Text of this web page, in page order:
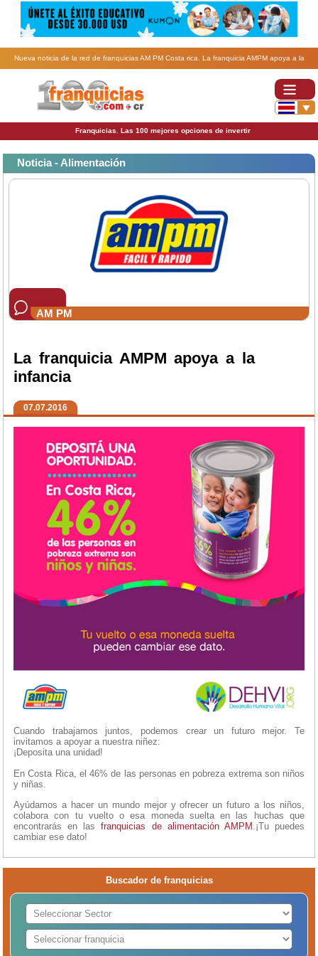
Nueva noticia de la red de franquicias AM PM Costa rica. La franquicia AMPM apoya a la
Franquicias. Las 100 mejores opciones de invertir
Noticia - Alimentación
AM PM
La franquicia AMPM apoya a la
infancia
07.07.2016
Cuando trabajamos juntos, podemos crear un futuro mejor. Te
invitamos a apoyar a nuestra niñez:
¡Deposita una unidad!
En Costa Rica, el 46% de las personas en pobreza extrema son niños
y niñas.
Ayúdamos a hacer un mundo mejor y ofrecer un futuro a los niños,
colabora con tu vuelto o esa moneda suelta en las huchas que
encontrarás en lasfranquicias de alimentación AMPM .¡Tu puedes
cambiar ese dato!
Buscador de franquicias